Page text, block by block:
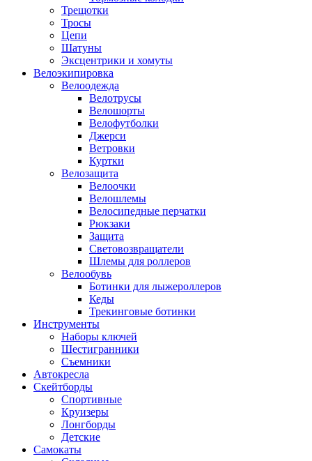
Трещотки
Тросы
Цепи
Шатуны
Эксцентрики и хомуты
Велоэкипировка
Велоодежда
Велотрусы
Велошорты
Велофутболки
Джерси
Ветровки
Куртки
Велозащита
Велоочки
Велошлемы
Велосипедные перчатки
Рюкзаки
Защита
Световозвращатели
Шлемы для роллеров
Велообувь
Ботинки для лыжероллеров
Кеды
Трекинговые ботинки
Инструменты
Наборы ключей
Шестигранники
Съемники
Автокресла
Скейтборды
Спортивные
Круизеры
Лонгборды
Детские
Самокаты